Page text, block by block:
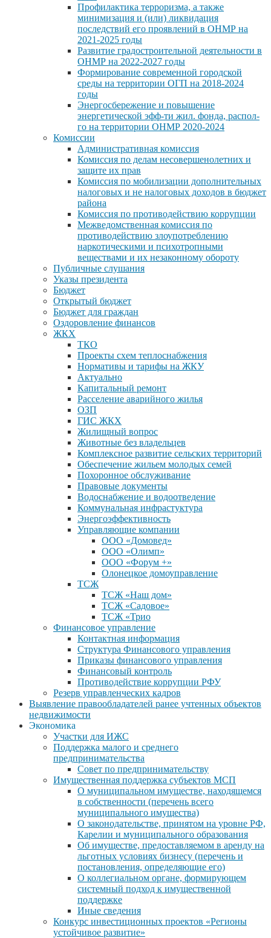
Профилактика терроризма, а также
минимизация и (или) ликвидация
последствий его проявлений в ОНМР на
2021-2025 годы
Развитие градостроительной деятельности в
ОНМР на 2022-2027 годы
Формирование современной городской
среды на территории ОГП на 2018-2024
годы
Энергосбережение и повышение
энергетической эфф-ти жил. фонда, распол-
го на территории ОНМР 2020-2024
Комиссии
Административная комиссия
Комиссия по делам несовершенолетних и
защите их прав
Комиссия по мобилизации дополнительных
налоговых и не налоговых доходов в бюджет
района
Комиссия по противодействию коррупции
Межведомственная комиссия по
противодействию злоупотреблению
наркотическими и психотропными
веществами и их незаконному обороту
Публичные слушания
Указы президента
Бюджет
Открытый бюджет
Бюджет для граждан
Оздоровление финансов
ЖКХ
ТКО
Проекты схем теплоснабжения
Нормативы и тарифы на ЖКУ
Актуально
Капитальный ремонт
Расселение аварийного жилья
ОЗП
ГИС ЖКХ
Жилищный вопрос
Животные без владельцев
Комплексное развитие сельских территорий
Обеспечение жильем молодых семей
Похоронное обслуживание
Правовые документы
Водоснабжение и водоотведение
Коммунальная инфрастуктура
Энергоэффективность
Управляющие компании
ООО «Домовед»
ООО «Олимп»
ООО «Форум +»
Олонецкое домоуправление
ТСЖ
ТСЖ «Наш дом»
ТСЖ «Садовое»
ТСЖ «Трио
Финансовое управление
Контактная информация
Структура Финансового управления
Приказы финансового управления
Финансовый контроль
Противодействие коррупции РФУ
Резерв управленческих кадров
Выявление правообладателей ранее учтенных объектов
недвижимости
Экономика
Участки для ИЖС
Поддержка малого и среднего
предпринимательства
Совет по предпринимательству
Имущественная поддержка субъектов МСП
О муниципальном имуществе, находящемся
в собственности (перечень всего
муниципального имущества)
О законодательстве, принятом на уровне РФ,
Карелии и муниципального образования
Об имуществе, предоставляемом в аренду на
льготных условиях бизнесу (перечень и
постановления, определяющие его)
О коллегиальном органе, формирующем
системный подход к имущественной
поддержке
Иные сведения
Конкурс инвестиционных проектов «Регионы
устойчивое развитие»